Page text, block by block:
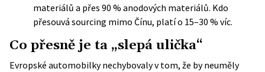
materiálů a přes 90 % anodových materiálů. Kdo
přesouvá sourcing mimo Čínu, platí o 15–30 % víc.
Co přesně je ta „slepá ulička“
Evropské automobilky nechybovaly v tom, že by neuměly